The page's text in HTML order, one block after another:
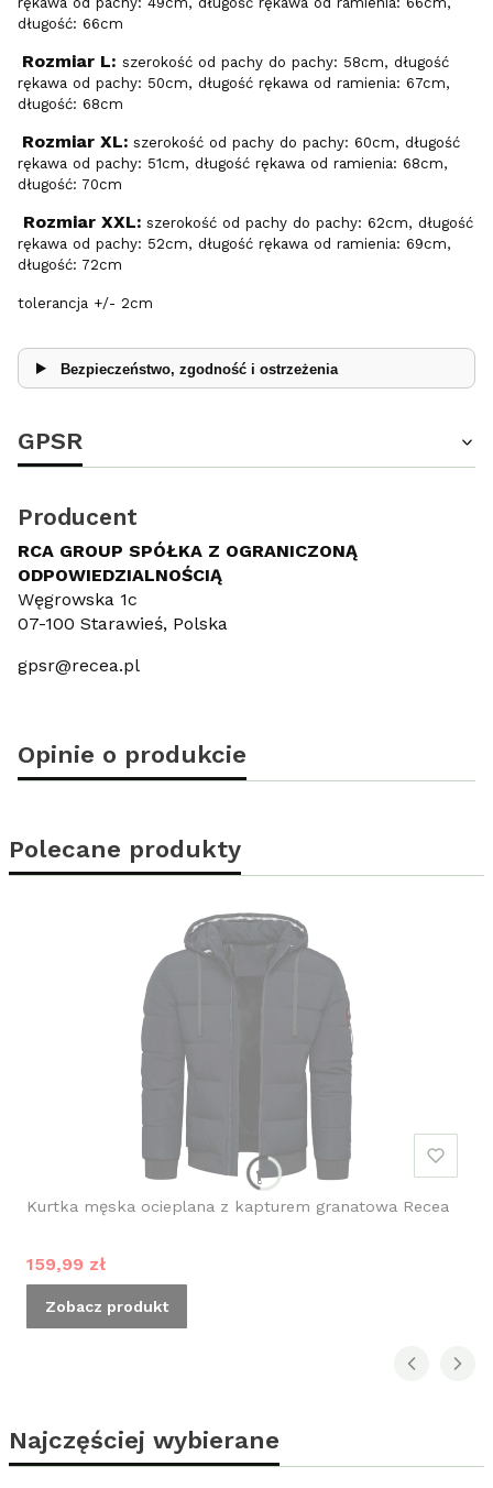
długość: 66cm
Rozmiar L: szerokość od pachy do pachy: 58cm, długość
rękawa od pachy: 50cm, długość rękawa od ramienia: 67cm,
długość: 68cm
Rozmiar XL: szerokość od pachy do pachy: 60cm, długość
rękawa od pachy: 51cm, długość rękawa od ramienia: 68cm,
długość: 70cm
Rozmiar XXL: szerokość od pachy do pachy: 62cm, długość
rękawa od pachy: 52cm, długość rękawa od ramienia: 69cm,
długość: 72cm
tolerancja +/- 2cm
Bezpieczeństwo, zgodność i ostrzeżenia
GPSR
Producent
RCA GROUP SPÓŁKA Z OGRANICZONĄ
ODPOWIEDZIALNOŚCIĄ
Węgrowska 1c
07-100 Starawieś, Polska
gpsr@recea.pl
Opinie o produkcie
Polecane produkty
Kurtka męska ocieplana z kapturem granatowa Recea
Cena promocyjna
159,99 zł
Zobacz produkt
Najczęściej wybierane